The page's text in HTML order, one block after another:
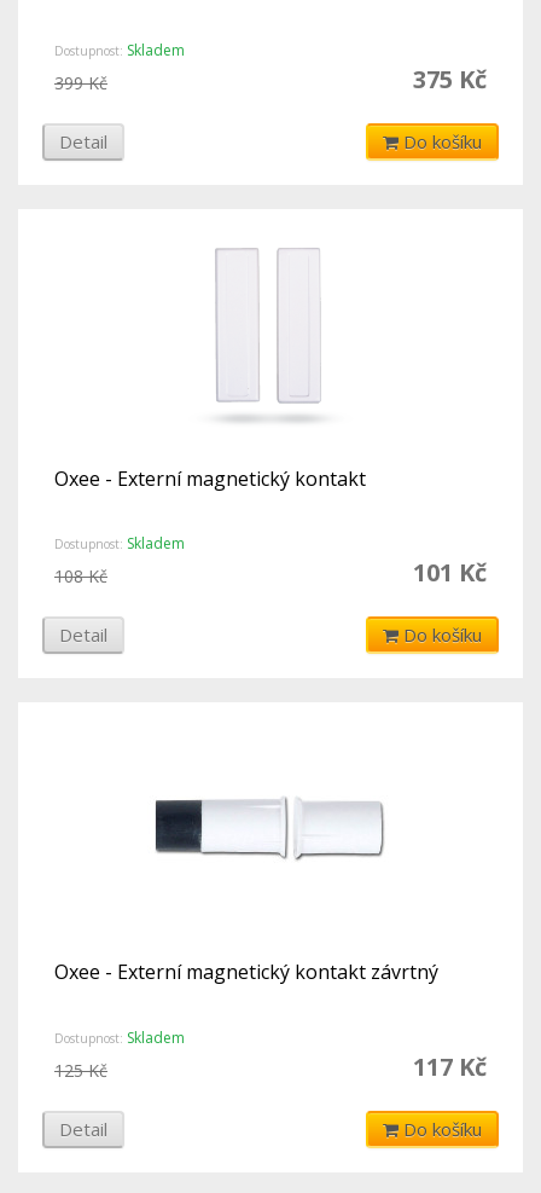
Dostupnost: Skladem
375 Kč
399 Kč
Detail Do košíku
Oxee - Externí magnetický kontakt
Dostupnost: Skladem
101 Kč
108 Kč
Detail Do košíku
Oxee - Externí magnetický kontakt závrtný
Dostupnost: Skladem
117 Kč
125 Kč
Detail Do košíku